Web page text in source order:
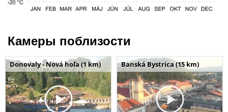
Камеры поблизости
Donovaly - Nová hoľa (1 km) Banská Bystrica (15 km)